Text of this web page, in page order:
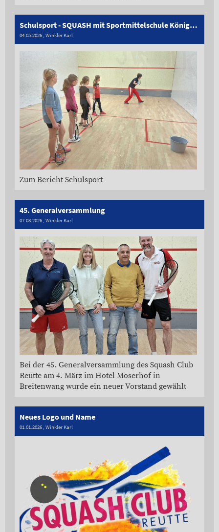
Schulsport - SQUASH mit Sportmittelschule Königsweg Reutte
04.05.2026 , Winkler Karl
Zum Bericht Schulsport
45. Generalversammlung
07.03.2026 , Winkler Karl
Bei der 45. Generalversammlung des Squash Club
Reutte am 4. März im Hotel Moserhof in
Breitenwang wurde ein neuer Vorstand gewählt
Neues Logo und Name
01.01.2026 , Winkler Karl